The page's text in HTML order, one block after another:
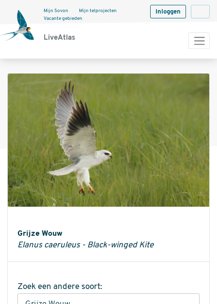
LiveAtlas
Mijn Sovon
Mijn telprojecten
Vacante gebieden
Inloggen
Grijze Wouw
Elanus caeruleus - Black-winged Kite
Zoek een andere soort: